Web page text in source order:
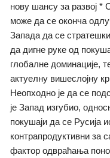
нову шансу за развој *
може да се оконча
Запада да се
да дигне руке од
глобалне доминације,
актуелну вишеслојну
Неопходно је да се
је Запад изгубио,
покушаји да се Русија
контрапродуктивни за
фактор одвраћања